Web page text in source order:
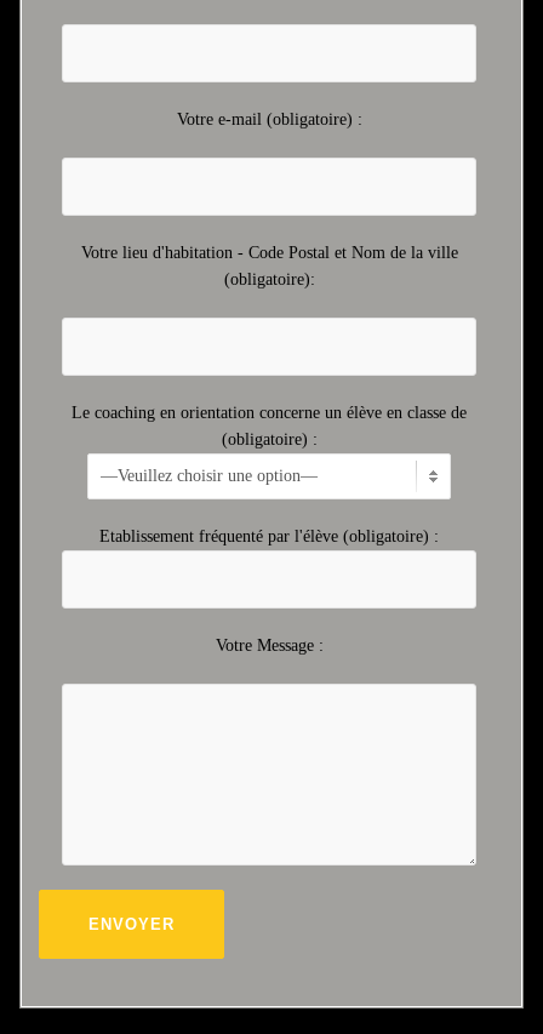
Votre e-mail (obligatoire) :
Votre lieu d'habitation - Code Postal et Nom de la ville
(obligatoire):
Le coaching en orientation concerne un élève en classe de
(obligatoire) :
Etablissement fréquenté par l'élève (obligatoire) :
Votre Message :